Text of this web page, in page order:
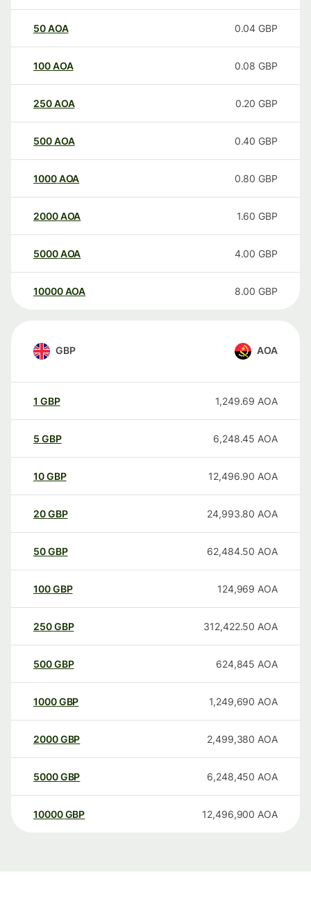
50AOA 0.04 GBP
100AOA 0.08 GBP
250AOA 0.20 GBP
500AOA 0.40 GBP
1000AOA 0.80 GBP
2000AOA 1.60 GBP
5000AOA 4.00 GBP
10000 AOA 8.00 GBP
GBP AOA
1 GBP 1,249.69 AOA
5 GBP 6,248.45 AOA
10GBP 12,496.90 AOA
20GBP 24,993.80 AOA
50GBP 62,484.50 AOA
100GBP 124,969 AOA
250GBP 312,422.50 AOA
500GBP 624,845 AOA
1000GBP 1,249,690 AOA
2000GBP 2,499,380 AOA
5000GBP 6,248,450 AOA
10000 GBP 12,496,900 AOA